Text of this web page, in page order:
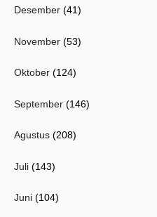
Desember (41)
November (53)
Oktober (124)
September (146)
Agustus (208)
Juli (143)
Juni (104)